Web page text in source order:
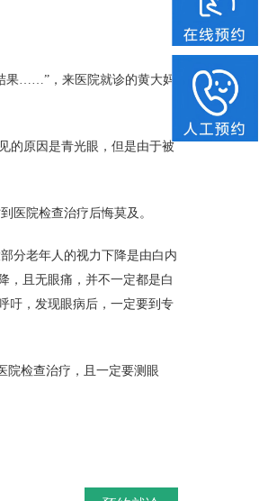
果……”，来医院就诊的黄大妈
的原因是青光眼，但是由于被
医院检查治疗后悔莫及。
分老年人的视力下降是由白内
，且无眼痛，并不一定都是白
吁，发现眼病后，一定要到专
院检查治疗，且一定要测眼